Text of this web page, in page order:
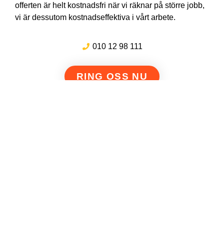
offerten är helt kostnadsfri när vi räknar på större jobb,
vi är dessutom kostnadseffektiva i vårt arbete.
010 12 98 111
RING OSS NU